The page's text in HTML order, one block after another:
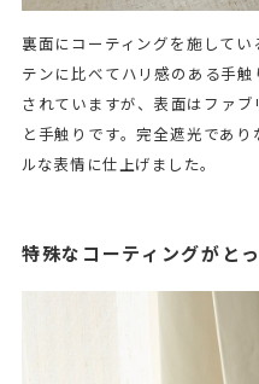
裏面にコーティングを施して
テンに比べてハリ感のある手
されていますが、表面はファ
と手触りです。完全遮光であ
ルな表情に仕上げました。
特殊なコーティングがと